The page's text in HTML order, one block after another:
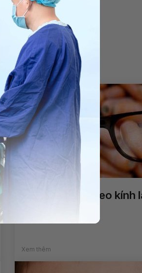
Mắt bị mờ khi đeo kính
Xem thêm